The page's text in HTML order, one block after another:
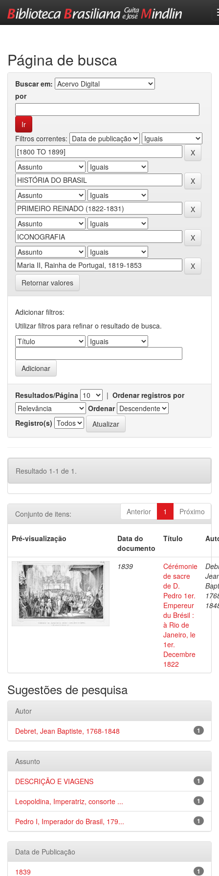
Página de busca
Buscar em:
por
Filtros correntes:
Retornar valores
Adicionar filtros:
Utilizar filtros para refinar o resultado de busca.
Resultados/Página | Ordenar registros por
Ordenar
Registro(s)
Resultado 1-1 de 1.
Anterior 1 Próximo
Conjunto de itens:
Pré-visualização
Data do
documento
Título
1839
Cérémonie
de sacre
de D.
Pedro 1er.
Empereur
du Brésil :
à Rio de
Janeiro, le
1er.
Decembre
1822
Sugestões de pesquisa
Autor
1
Debret, Jean Baptiste, 1768-1848
Assunto
1
DESCRIÇÃO E VIAGENS
1
Leopoldina, Imperatriz, consorte ...
1
Pedro I, Imperador do Brasil, 179...
Data de Publicação
1
1839